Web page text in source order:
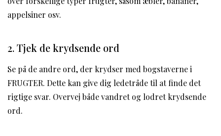
appelsiner osv.
2. Tjek de krydsende ord
Se på de andre ord, der krydser med bogstaverne i
FRUGTER. Dette kan give dig ledetråde til at finde det
rigtige svar. Overvej både vandret og lodret krydsende
ord.